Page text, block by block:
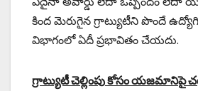
కింద మెరుగైన గ్రాట్యుటీని పొందే
విభాగంలో ఏదీ ప్రభావితం చేయదు.
గ్రాట్యుటీ చెల్లింపు కోసం యజమానిపై